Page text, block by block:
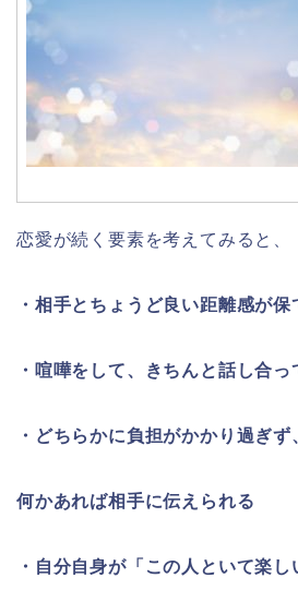
恋愛が続く要素を考えてみると、
・相手とちょうど良い距離感が保
・喧嘩をして、きちんと話し合
・どちらかに負担がかかり過ぎず
何かあれば相手に伝えられる
・自分自身が「この人といて楽し